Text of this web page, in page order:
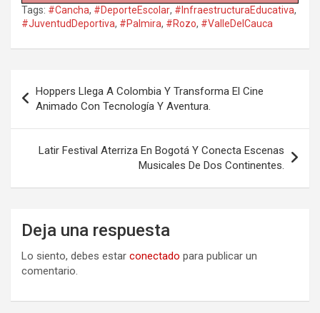
Tags: #Cancha, #DeporteEscolar, #InfraestructuraEducativa,
#JuventudDeportiva, #Palmira, #Rozo, #ValleDelCauca
de
entradas
Hoppers Llega A Colombia Y Transforma El Cine
Animado Con Tecnología Y Aventura.
Latir Festival Aterriza En Bogotá Y Conecta Escenas
Musicales De Dos Continentes.
Deja una respuesta
Lo siento, debes estar conectado para publicar un
comentario.